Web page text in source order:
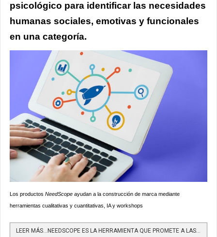
psicológico para identificar las necesidades
humanas sociales, emotivas y funcionales
en una categoría.
Los productos NeedScope ayudan a la construcción de marca mediante
herramientas cualitativas y cuantitativas, IA y workshops
LEER MÁS…NEEDSCOPE ES LA HERRAMIENTA QUE PROMETE A LAS EMPRESAS MEJORAR EL POSICIONAMIENTO Y PROPÓSITO DE...